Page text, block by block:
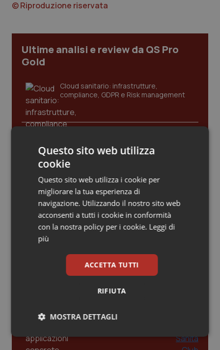
Liguria
Marche
Molise
Piemonte
Provincia Autonoma di Trento
Puglia
Disturbi dell’umore
Donna & Salute
Epatiti
HIV
Ipertensione & Scompenso
Malattie rare
Neuroscienze & patologie neurodegenerative
© Riproduzione riservata
Ultime analisi e review da QS Pro
Gold
Cloud sanitario: infrastrutture,
compliance, GDPR e Risk management
Leadership Infermieristica 2026: nuovi
modelli di responsabilità e autonomia
Leadership Medica 2026: guidare team
AI e telemedicina nello studio
uso protetto
Questo sito web utilizza
cookie
Questo sito web utilizza i cookie per
migliorare la tua esperienza di
navigazione. Utilizzando il nostro sito web
acconsenti a tutti i cookie in conformità
con la nostra policy per i cookie. Leggi di
più
ACCETTA TUTTI
RIFIUTA
MOSTRA DETTAGLI
Necessari Statistici Marketing